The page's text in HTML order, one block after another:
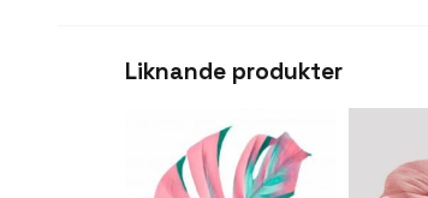
Liknande produkter